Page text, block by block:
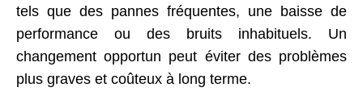
tels que des pannes fréquentes, une baisse de
performance ou des bruits inhabituels. Un
changement opportun peut éviter des problèmes
plus graves et coûteux à long terme.